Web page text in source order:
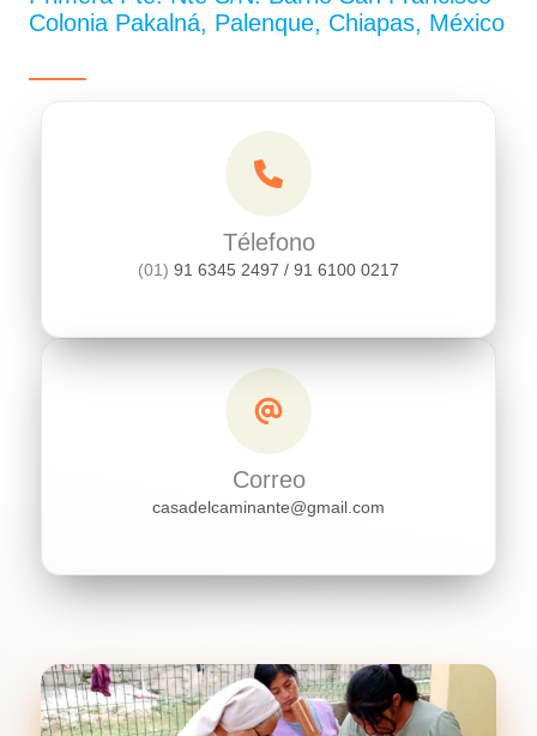
Colonia Pakalná, Palenque, Chiapas, México
Télefono
(01) 91 6345 2497 / 91 6100 0217
Correo
casadelcaminante@gmail.com